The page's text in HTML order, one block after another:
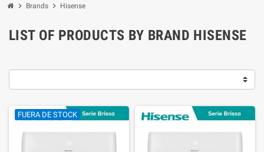
chevron_right Brands chevron_right Hisense
LIST OF PRODUCTS BY BRAND HISENSE
FUERA DE STOCK